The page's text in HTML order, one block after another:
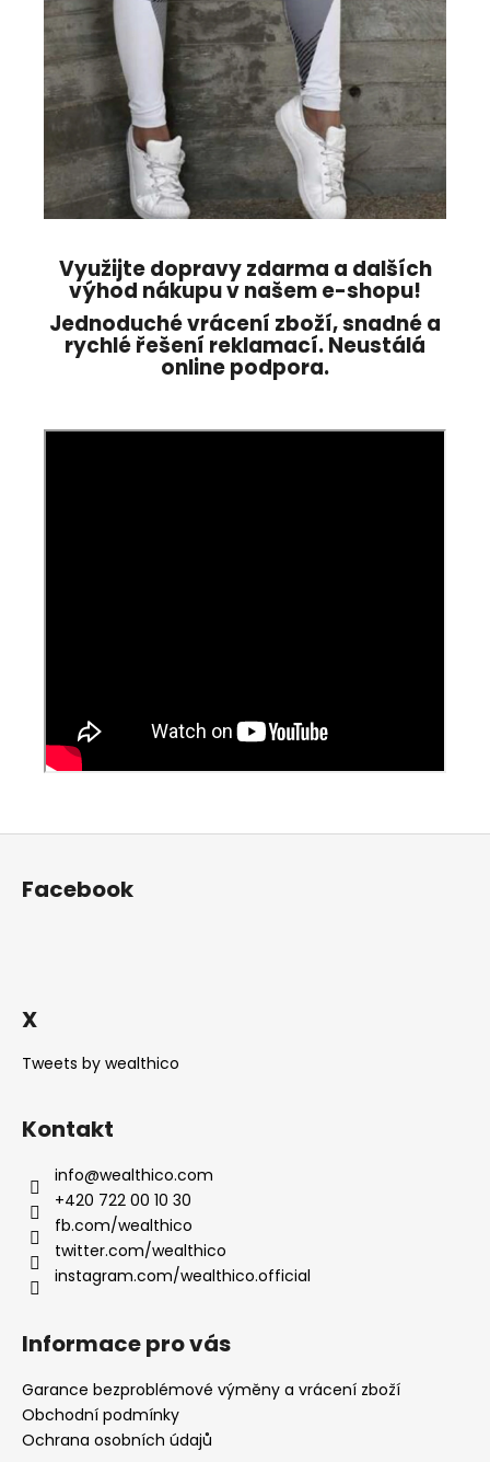
Využijte dopravy zdarma a dalších
výhod nákupu v našem e-shopu!
Jednoduché vrácení zboží, snadné a
rychlé řešení reklamací. Neustálá
online podpora.
Facebook
X
Tweets by wealthico
Kontakt
info@wealthico.com
+420 722 00 10 30
fb.com/wealthico
twitter.com/wealthico
instagram.com/wealthico.official
Informace pro vás
Garance bezproblémové výměny a vrácení zboží
Obchodní podmínky
Ochrana osobních údajů